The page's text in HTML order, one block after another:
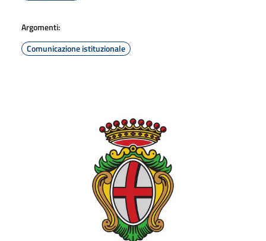
Argomenti:
Comunicazione istituzionale